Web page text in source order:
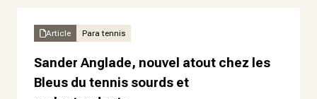
Article Para tennis
Sander Anglade, nouvel atout chez les
Bleus du tennis sourds et